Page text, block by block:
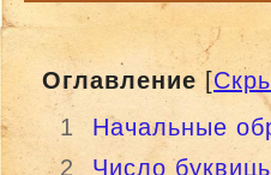
Оглавление [
1
Начальные
2
Число